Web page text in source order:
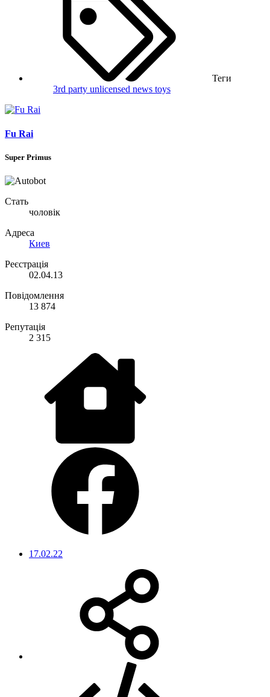
Теги
3rd party unlicensed news toys
Fu Rai
Super Primus
Стать
чоловік
Адреса
Киев
Реєстрація
02.04.13
Повідомлення
13 874
Репутація
2 315
17.02.22